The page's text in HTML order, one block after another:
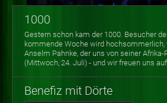
1000
Gestern schon kam der 1000. Besucher
kommende Woche wird hochsommerlich,
Anselm Pahnke, der uns von seiner
(Mittwoch, 24. Juli) - und wir freuen uns
Benefiz mit Dörte